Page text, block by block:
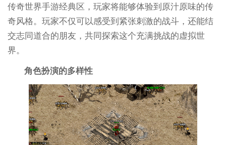
传奇世界手游经典区，玩家将能够体验到原汁原味的传
奇风格。玩家不仅可以感受到紧张刺激的战斗，还能结
交志同道合的朋友，共同探索这个充满挑战的虚拟世
界。
角色扮演的多样性